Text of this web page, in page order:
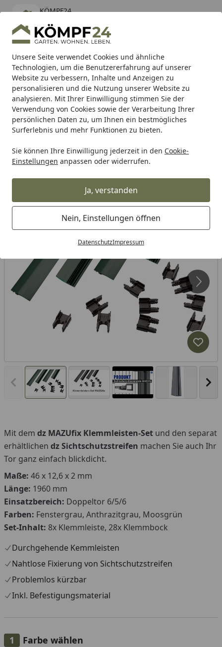
Unsere Seite verwendet Cookies und ähnliche
Technologien, um die Benutzererfahrung auf unserer
Website zu verbessern, Inhalte und Anzeigen zu
personalisieren und die Nutzung unserer Website zu
analysieren. Mit Ihrer Einwilligung stimmen Sie der
Verwendung von Cookies sowie der Verarbeitung Ihrer
persönlichen Daten zu, um Ihnen ein bestmögliches
Surferlebnis und mehr Funktionen zu bieten.
Sie können Ihre Einwilligung jederzeit in den Cookie-
Einstellungen anpassen oder widerrufen.
Ja, verstanden
Nein, Einstellungen öffnen
DatenschutzImpressum
KÖMPF24
kostenlos - Im App Store
Hotline
Alle Produkte
Mein Konto
Suchen
Karibu Pools inkl. gratis Sandfilteranlage & Pool-
Starterset (Gesamtwert bis 468,99€)
Startseite
Zaun Sichtschutzzaun Sichtschutzstreifen für
dz MAZUfix Klemmleisten-Set für
Doppeltore 6/5/6
Vorheriges Bild anzeigen
Mit dem dz MAZUfix Klemmleisten-Set und den separat
erhältlichen dz Sichtschutzstreifen machen Sie auch Ihr
Tor ganz einfach blickdicht.
Maße: 46 x 12,6 x 2 mm
Länge: 1960 mm
Einsatzbereich: Doppeltor 6/5/6
Farben: Fenstergrau, Anthrazitgrau, Moosgrün
Set-Inhalt: 8x Klemmleiste, 28x Klemmbock
Durchgehende Kemmleisten
Nahtlose Fixierung von Sichtschutzstreifen
Problemlos kürzbar
Inkl. Befestigungsmaterial
Farbe wählen